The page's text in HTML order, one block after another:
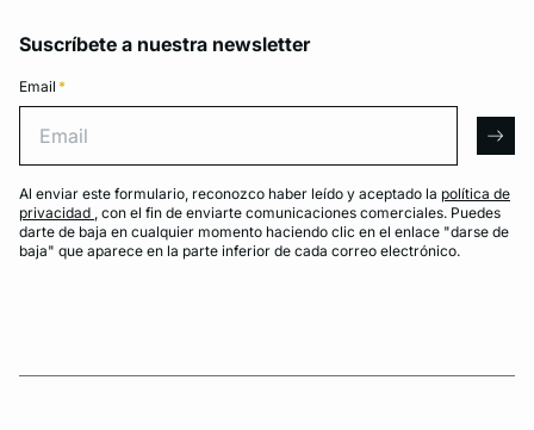
Suscríbete a nuestra newsletter
Email *
Al enviar este formulario, reconozco haber leído y aceptado la política de
privacidad , con el fin de enviarte comunicaciones comerciales. Puedes
darte de baja en cualquier momento haciendo clic en el enlace "darse de
baja" que aparece en la parte inferior de cada correo electrónico.